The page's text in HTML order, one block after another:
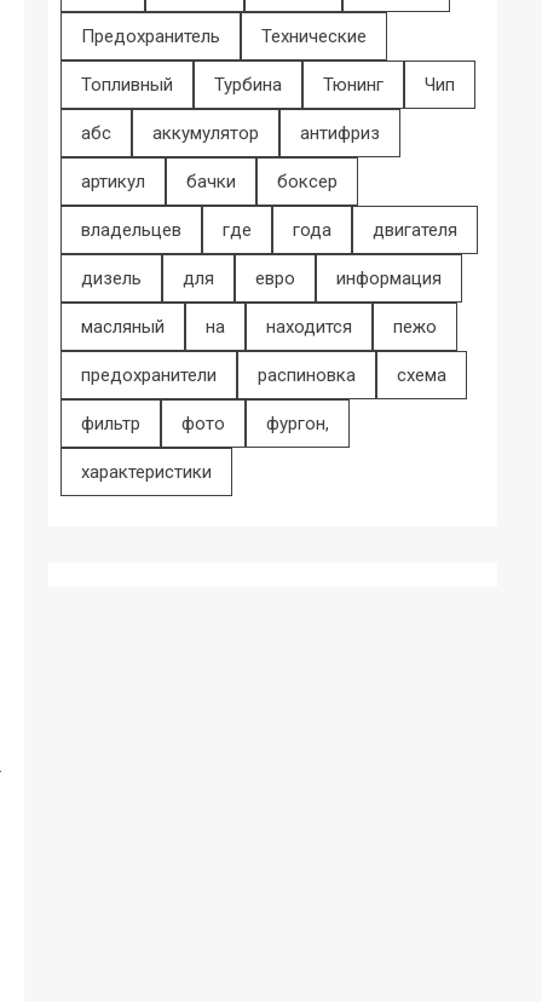
Предохранитель Технические
Топливный Турбина Тюнинг Чип
абс аккумулятор антифриз
артикул бачки боксер
владельцев где года двигателя
дизель для евро информация
масляный на находится пежо
предохранители распиновка схема
фильтр фото фургон,
характеристики